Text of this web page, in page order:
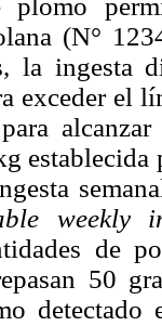
plomo
(N°
la ingesta
exceder el
weekly
de
50